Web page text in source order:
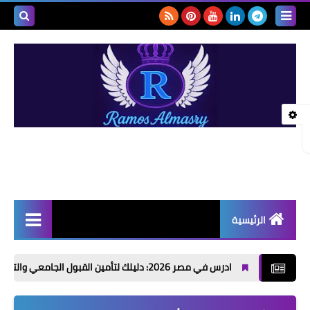
بحث
الرئيسية
Radio
ادرس في مصر 2026: دليلك لتأمين القبول الجامعي والتكاليف والجامعات المعتمدة